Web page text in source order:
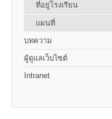
ที่อยู่โรงเรียน
แผนที่
บทความ
ผู้ดูแลเว็บไซต์
Intranet